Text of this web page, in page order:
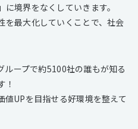
境界をなくしていきます。
を最大化していくことで、社会
ープで約5100社の誰もが知る
！
UPを目指せる好環境を整えて